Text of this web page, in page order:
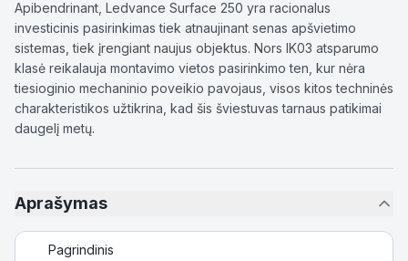
Apibendrinant, Ledvance Surface 250 yra racionalus
investicinis pasirinkimas tiek atnaujinant senas apšvietimo
sistemas, tiek įrengiant naujus objektus. Nors IK03 atsparumo
klasė reikalauja montavimo vietos pasirinkimo ten, kur nėra
tiesioginio mechaninio poveikio pavojaus, visos kitos techninės
charakteristikos užtikrina, kad šis šviestuvas tarnaus patikimai
daugelį metų.
Aprašymas
Pagrindinis